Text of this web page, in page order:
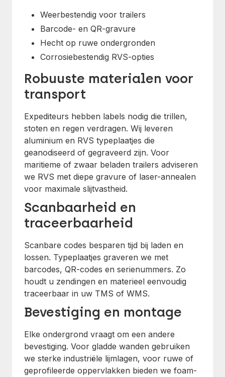
Weerbestendig voor trailers
Barcode- en QR-gravure
Hecht op ruwe ondergronden
Corrosiebestendig RVS-opties
Robuuste materialen voor
transport
Expediteurs hebben labels nodig die trillen,
stoten en regen verdragen. Wij leveren
aluminium en RVS typeplaatjes die
geanodiseerd of gegraveerd zijn. Voor
maritieme of zwaar beladen trailers adviseren
we RVS met diepe gravure of laser-annealen
voor maximale slijtvastheid.
Scanbaarheid en
traceerbaarheid
Scanbare codes besparen tijd bij laden en
lossen. Typeplaatjes graveren we met
barcodes, QR-codes en serienummers. Zo
houdt u zendingen en materieel eenvoudig
traceerbaar in uw TMS of WMS.
Bevestiging en montage
Elke ondergrond vraagt om een andere
bevestiging. Voor gladde wanden gebruiken
we sterke industriële lijmlagen, voor ruwe of
geprofileerde oppervlakken bieden we foam-